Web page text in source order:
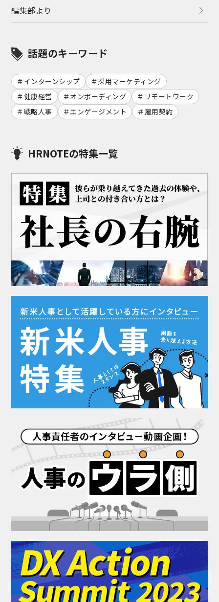
編集部より
話題のキーワード
インターンシップ
採用マーケティング
健康経営
オンボーディング
リモートワーク
戦略人事
エンゲージメント 雇用契約
HRNOTEの特集一覧